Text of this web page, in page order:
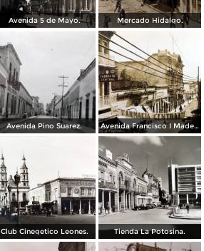
Avenida 5 de Mayo. Mercado Hidalgo.
Avenida Pino Suarez. Avenida Francisco I Madero.
Club Cinegetico Leones. Tienda La Potosina.